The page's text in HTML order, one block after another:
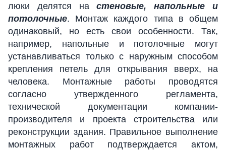
люки делятся настеновые, напольные и
потолочные. Монтаж каждого типа в общем
одинаковый, но есть свои особенности. Так,
например, напольные и потолочные могут
устанавливаться только с наружным способом
крепления петель для открывания вверх, на
человека. Монтажные работы проводятся
согласно утвержденного регламента,
технической документации компании-
производителя и проекта строительства или
реконструкции здания. Правильное выполнение
монтажных работ подтверждается актом,